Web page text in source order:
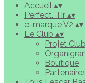
Accueil ▴▾
Perfect. Tir ▴▾
e-marque V2 ▴▾
Le Club ▴▾
Projet Club
Boutique